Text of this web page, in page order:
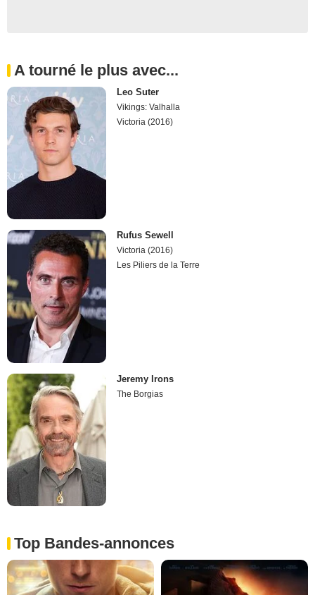
A tourné le plus avec...
Leo Suter
Vikings: Valhalla
Victoria (2016)
Rufus Sewell
Victoria (2016)
Les Piliers de la Terre
Jeremy Irons
The Borgias
Top Bandes-annonces